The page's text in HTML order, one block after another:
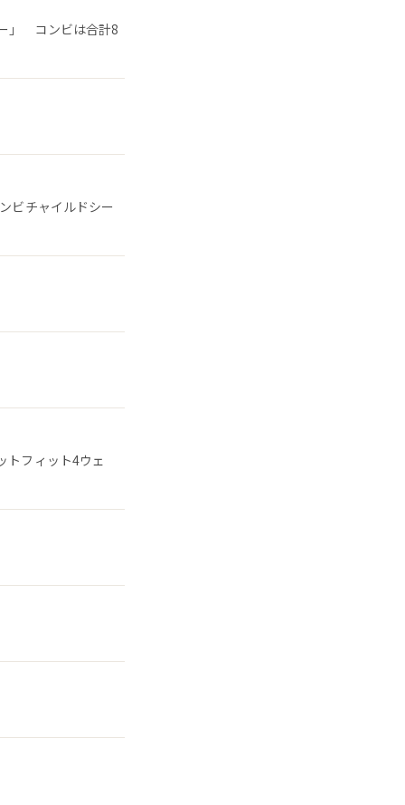
」 コンビは合計8
ビチャイルドシー
トフィット4ウェ